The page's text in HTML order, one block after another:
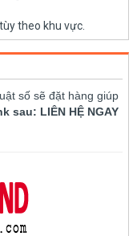
tùy theo khu vực.
số sẽ đặt hàng giúp
sau: LIÊN HỆ NGAY